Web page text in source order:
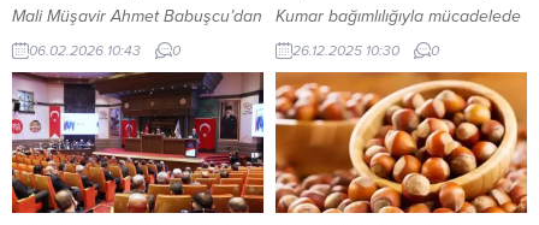
Mali Müşavir Ahmet Babuşcu’dan
Danıştay Hamlesi: “Kimsenin
Stepnesi Olmayacağız!” İçeriği
Görüntüle YAZI ARASI REKLAM
ALANI ANKARA – BHA TCMB
tarafından yapılan duyuruya
göre, Merkez Bankası Başkanı
Fatih Karahan, “Enflasyon
Raporu 2026-I”in tanıtımı
06.02.2026 10:43 0
Kumar bağımlılığıyla mücadelede
Isparta’dan güçlü adım İçeriği
Görüntüle YAZI ARASI REKLAM
ALANI ISPARTA – BHA Isparta
Uygulamalı Bilimler Üniversitesi
(ISUBÜ) Keçiborlu Meslek
Yüksekokulu ve Havacılık
Topluluğu öğrencileri, Saracık
İlkokulu ile Ardıçlı İlkokulu’nda
26.12.2025 10:30 0